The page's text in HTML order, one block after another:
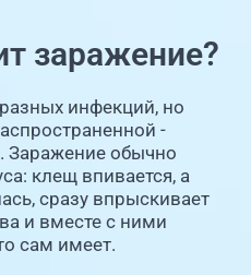
заражение?
инфекций, но
-
обычно
клещ впивается, а
сразу впрыскивает
и вместе с ними
сам имеет.